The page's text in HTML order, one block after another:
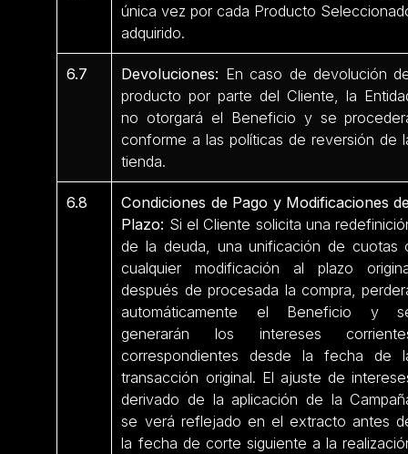
única vez por cada Producto
adquirido.
6.7 Devoluciones: En caso de devolución
producto por parte del Cliente, la
no otorgará el Beneficio y se
conforme a las políticas de reversión de
tienda.
6.8
Condiciones de Pago y Modificaciones
Plazo: Si el Cliente solicita una
de la deuda, una unificación de cuotas
cualquier modificación al plazo
después de procesada la compra,
automáticamente el Beneficio y
generarán los intereses
correspondientes desde la fecha de
transacción original. El ajuste de
derivado de la aplicación de la
se verá reflejado en el extracto antes
la fecha de corte siguiente a la